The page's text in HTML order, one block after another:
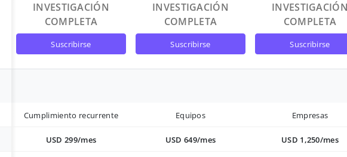
INVESTIGACIÓN
COMPLETA
suscribirse
INVESTIGACIÓN
COMPLETA
suscribirse
COMPLETA
suscribirse
Cumplimiento recurrente Equipos Empresas
USD 299/mes USD 649/mes USD 1,250/mes